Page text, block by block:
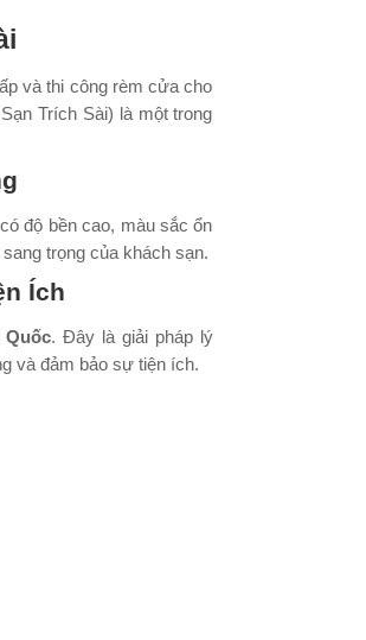
và thi công rèm cửa cho
Trích Sài) là một trong
độ bền cao, màu sắc ổn
trọng của khách sạn.
Ích
. Đây là giải pháp lý
và đảm bảo sự tiện ích.